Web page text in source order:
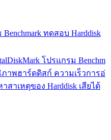
ทดสอบ Harddisk
โปรแกรม Benchm
าพฮาร์ดดิสก์ ความเร็วการอ่
สาเหตุของ Harddisk เสียได้